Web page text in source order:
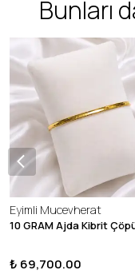
Bunları
Eyimli Mucevherat
₺ 69,700.00